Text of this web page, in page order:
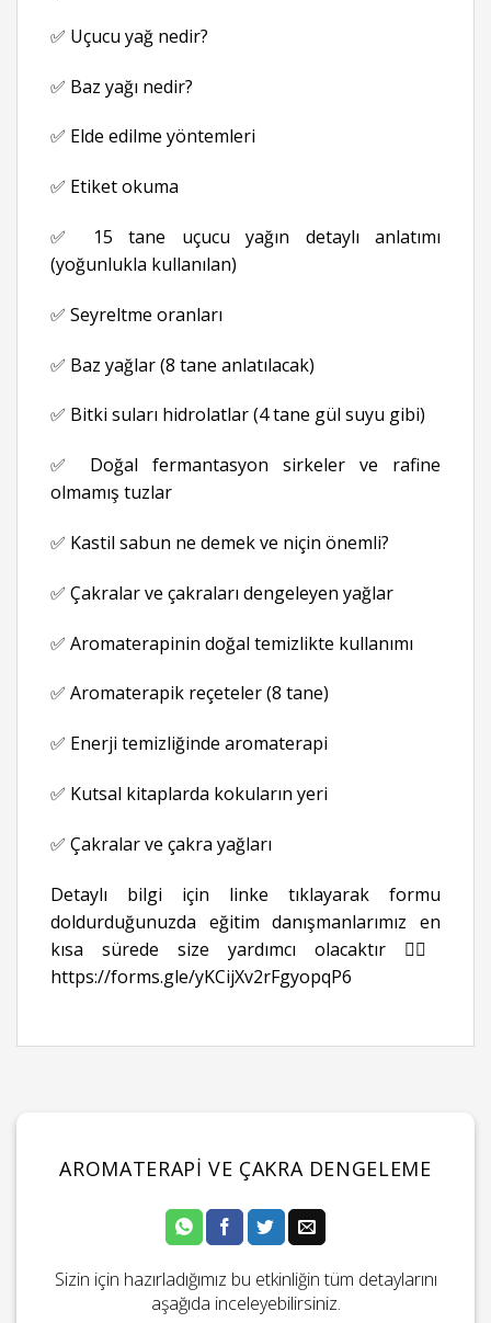
✅ Uçucu yağ nedir?
✅ Baz yağı nedir?
✅ Elde edilme yöntemleri
✅ Etiket okuma
✅ 15 tane uçucu yağın detaylı anlatımı
(yoğunlukla kullanılan)
✅ Seyreltme oranları
✅ Baz yağlar (8 tane anlatılacak)
✅ Bitki suları hidrolatlar (4 tane gül suyu gibi)
✅ Doğal fermantasyon sirkeler ve rafine
olmamış tuzlar
✅ Kastil sabun ne demek ve niçin önemli?
✅ Çakralar ve çakraları dengeleyen yağlar
✅ Aromaterapinin doğal temizlikte kullanımı
✅ Aromaterapik reçeteler (8 tane)
✅ Enerji temizliğinde aromaterapi
✅ Kutsal kitaplarda kokuların yeri
✅ Çakralar ve çakra yağları
Detaylı bilgi için linke tıklayarak formu
doldurduğunuzda eğitim danışmanlarımız en
kısa sürede size yardımcı olacaktır 👉🏻
https://forms.gle/yKCijXv2rFgyopqP6
AROMATERAPI VE ÇAKRA DENGELEME
Sizin için hazırladığımız bu etkinliğin tüm detaylarını
aşağıda inceleyebilirsiniz.